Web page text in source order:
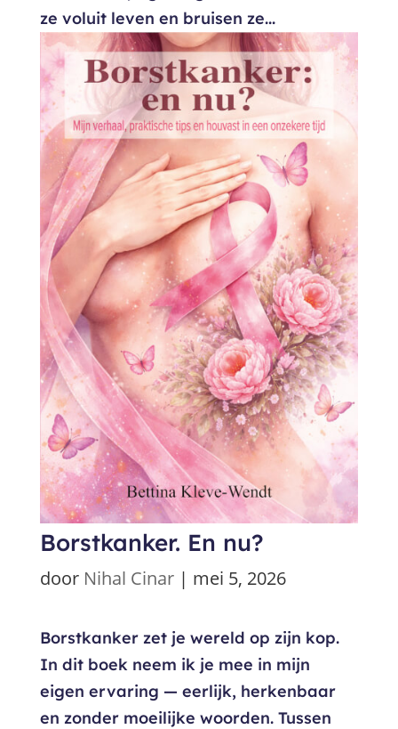
ze voluit leven en bruisen ze...
Borstkanker. En nu?
door Nihal Cinar| mei 5, 2026
Borstkanker zet je wereld op zijn kop.
In dit boek neem ik je mee in mijn
eigen ervaring — eerlijk, herkenbaar
en zonder moeilijke woorden. Tussen